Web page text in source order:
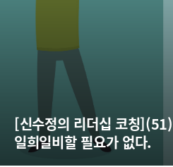
[신수정의 리더십 코칭
일희일비할 필요가 없다.